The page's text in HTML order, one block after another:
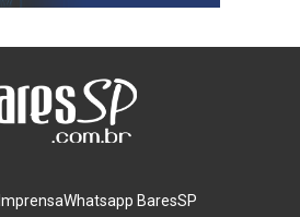
ImprensaWhatsapp BaresSP